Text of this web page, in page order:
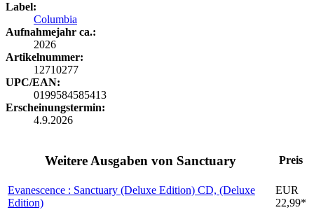
Label:
Columbia
Aufnahmejahr ca.:
2026
Artikelnummer:
12710277
UPC/EAN:
0199584585413
Erscheinungstermin:
4.9.2026
Weitere Ausgaben von Sanctuary Preis
Evanescence : Sanctuary (Deluxe Edition) CD, (Deluxe
Edition)
EUR
22,99*